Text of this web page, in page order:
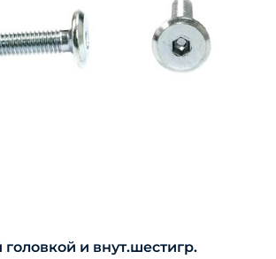
головкой и внут.шестигр.